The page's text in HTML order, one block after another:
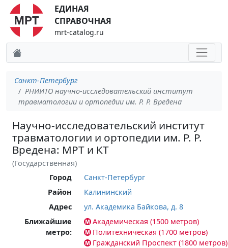
ЕДИНАЯ
СПРАВОЧНАЯ
mrt-catalog.ru
Санкт-Петербург
РНИИТО научно-исследовательский институт
травматологии и ортопедии им. Р. Р. Вредена
Научно-исследовательский институт
травматологии и ортопедии им. Р. Р.
Вредена: МРТ и КТ
(Государственная)
Город
Санкт-Петербург
Район
Калининский
Адрес
ул. Академика Байкова, д. 8
Ближайшие
метро:
Академическая (1500 метров)
Политехническая (1700 метров)
Гражданский Проспект (1800 метров)